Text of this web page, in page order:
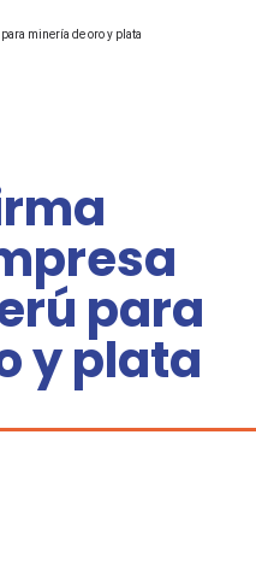
minería de oro y plata
para
y plata